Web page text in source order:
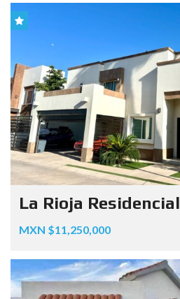
La Rioja Residencial
MXN $11,250,000